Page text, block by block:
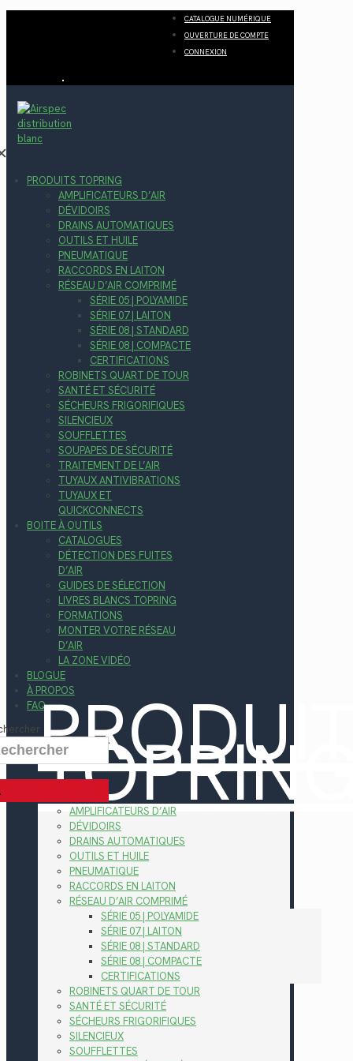
CATALOGUE NUMÉRIQUE
OUVERTURE DE COMPTE
CONNEXION
PRODUITS TOPRING
AMPLIFICATEURS D’AIR
DÉVIDOIRS
DRAINS AUTOMATIQUES
OUTILS ET HUILE
PNEUMATIQUE
RACCORDS EN LAITON
RÉSEAU D’AIR COMPRIMÉ
SÉRIE 05 | POLYAMIDE
SÉRIE 07 | LAITON
SÉRIE 08 | STANDARD
SÉRIE 08 | COMPACTE
CERTIFICATIONS
ROBINETS QUART DE TOUR
SANTÉ ET SÉCURITÉ
SÉCHEURS FRIGORIFIQUES
SILENCIEUX
SOUFFLETTES
SOUPAPES DE SÉCURITÉ
TRAITEMENT DE L’AIR
TUYAUX ANTIVIBRATIONS
TUYAUX ET
QUICKCONNECTS
BOITE À OUTILS
CATALOGUES
DÉTECTION DES FUITES
D’AIR
GUIDES DE SÉLECTION
LIVRES BLANCS TOPRING
FORMATIONS
MONTER VOTRE RÉSEAU
D’AIR
LA ZONE VIDÉO
BLOGUE
À PROPOS
FAQ
AMPLIFICATEURS D’AIR
DÉVIDOIRS
DRAINS AUTOMATIQUES
OUTILS ET HUILE
PNEUMATIQUE
RACCORDS EN LAITON
RÉSEAU D’AIR COMPRIMÉ
SÉRIE 05 | POLYAMIDE
SÉRIE 07 | LAITON
SÉRIE 08 | STANDARD
SÉRIE 08 | COMPACTE
CERTIFICATIONS
ROBINETS QUART DE TOUR
SANTÉ ET SÉCURITÉ
SÉCHEURS FRIGORIFIQUES
SILENCIEUX
SOUFFLETTES